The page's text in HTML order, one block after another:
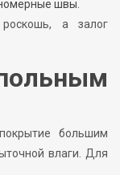
швы.
а залог
большим
влаги. Для